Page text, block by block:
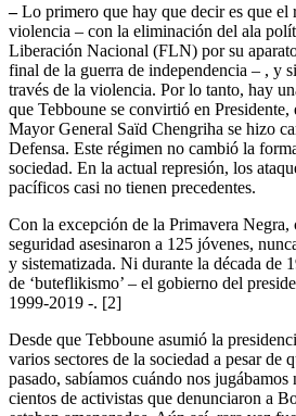
–Lo primero que hay que decir es que el
violencia – con la eliminación del ala
Liberación Nacional (FLN) por su
final de la guerra de independencia – , y
través de la violencia. Por lo tanto, hay
que Tebboune se convirtió en
Mayor General Saïd Chengriha se hizo
Defensa. Este régimen no cambió la
sociedad. En la actual represión, los
pacíficos casi no tienen precedentes.
Con la excepción de la Primavera Negra,
seguridad asesinaron a 125 jóvenes,
y sistematizada. Ni durante la década de
de ‘buteflikismo’ – el gobierno del
1999-2019 -. [2]
Desde que Tebboune asumió la
varios sectores de la sociedad a pesar de
pasado, sabíamos cuándo nos
cientos de activistas que denunciaron a